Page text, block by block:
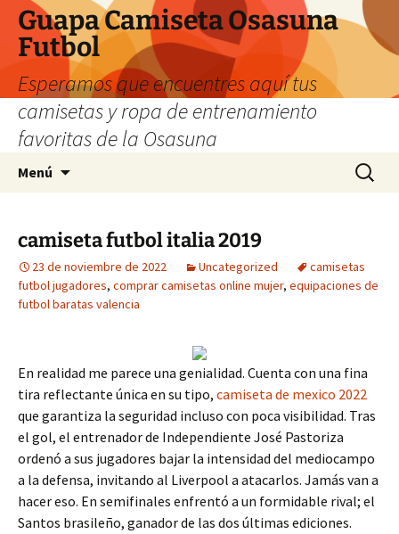
Guapa Camiseta Osasuna
Futbol
Esperamos que encuentres aquí tus
camisetas y ropa de entrenamiento
favoritas de la Osasuna
Menú Buscar:
camiseta futbol italia 2019
23 de noviembre de 2022 Uncategorized
camisetas
futbol jugadores, comprar camisetas online mujer, equipaciones de
futbol baratas valencia
En realidad me parece una genialidad. Cuenta con una fina
tira reflectante única en su tipo, camiseta de mexico 2022
que garantiza la seguridad incluso con poca visibilidad. Tras
el gol, el entrenador de Independiente José Pastoriza
ordenó a sus jugadores bajar la intensidad del mediocampo
a la defensa, invitando al Liverpool a atacarlos. Jamás van a
hacer eso. En semifinales enfrentó a un formidable rival; el
Santos brasileño, ganador de las dos últimas ediciones.